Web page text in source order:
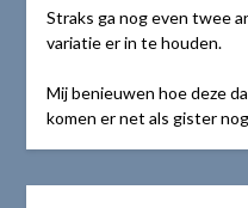
Straks ga nog even twee
variatie er in te houden.
Mij benieuwen hoe deze
komen er net als gister